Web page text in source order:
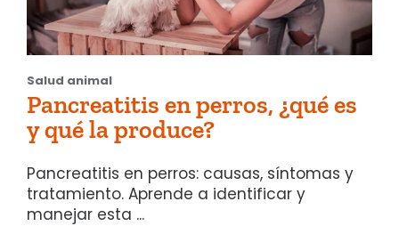
Salud animal
Pancreatitis en perros, ¿qué es
y qué la produce?
Pancreatitis en perros: causas, síntomas y
tratamiento. Aprende a identificar y
manejar esta ...